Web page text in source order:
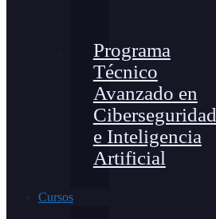
Programa
Técnico
Avanzado en
Ciberseguridad
e Inteligencia
Artificial
Cursos